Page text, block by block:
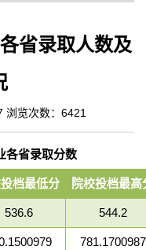
省录取人数及
览次数： 6421
各省录取分数
档最低分 院校投档最高
536.6 544.2
781.1700987